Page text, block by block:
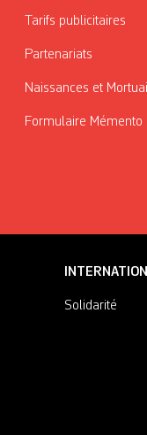
Tarifs publicitaires
Partenariats
Naissances et
Formulaire Mémento
Solidarité